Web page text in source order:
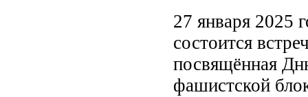
27 января 2025
состоится
посвящённая
фашистской